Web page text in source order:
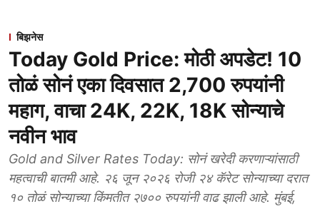
बिझनेस
Today Gold Price: मोठी अपडेट! 10
तोळं सोनं एका दिवसात 2,700 रुपयांनी
महाग, वाचा 24K, 22K, 18K सोन्याचे
नवीन भाव
Gold and Silver Rates Today: सोनं खरेदी करणाऱ्यांसाठी
महत्वाची बातमी आहे. २६ जून २०२६ रोजी २४ कॅरेट सोन्याच्या दरात
१० तोळं सोन्याच्या किंमतीत २७०० रुपयांनी वाढ झाली आहे. मुंबई,